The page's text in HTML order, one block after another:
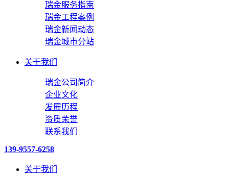
瑞金服务指南
瑞金工程案例
瑞金新闻动态
瑞金城市分站
关于我们
瑞金公司简介
企业文化
发展历程
资质荣誉
联系我们
139-9557-6258
关于我们